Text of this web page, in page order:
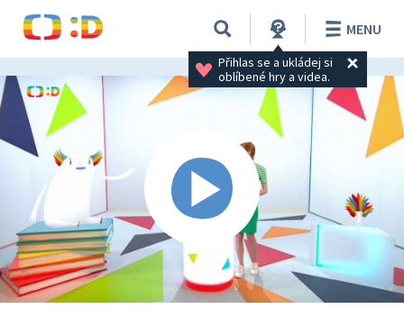
Přihlas se a ukládej si
oblíbené hry a videa.
MENU